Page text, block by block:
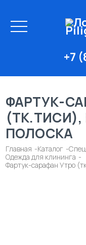
+7
ФАРТУК-
ПОЛОСКА
Главная Каталог
Одежда для клининга
Фартук-сарафан Утро